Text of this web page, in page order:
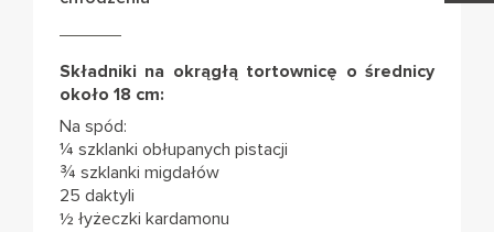
Składniki na okrągłą tortownicę o średnicy
około 18 cm:
Na spód:
¼ szklanki obłupanych pistacji
¾ szklanki migdałów
25 daktyli
½ łyżeczki kardamonu